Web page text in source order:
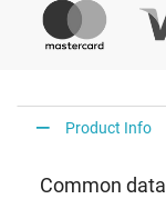
Product Info
Common data